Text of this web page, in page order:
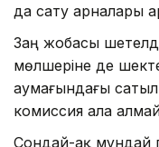
да сату арналары
Заң жобасы
мөлшеріне де
аумағындағы
комиссия ала
Сондай-ақ мұндай